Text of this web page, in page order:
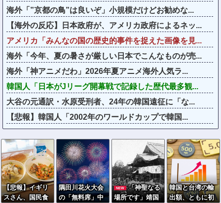
海外「”京都の鳥”は良いぞ」小規模だけどお勧めな...
【海外の反応】日本政府が、アメリカ政府によるネッ...
アメリカ「みんなの国の歴史的事件を捉えた画像を見...
海外「今年、夏の暑さが厳しい日本でこんなものが売...
海外「神アニメだわ」2026年夏アニメ海外人気ラ...
韓国人「日本がJリーグ開幕戦で記録した歴代最多観...
大谷の元通訳・水原受刑者、24年の韓国遠征に「な...
【悲報】韓国人「2002年のワールドカップで韓国...
【悲報】イギリ
スさん、国民食
隅田川花火大会
の「無料席」中
NEW
「神聖なる
場所です」靖国
韓国と台湾の輸
出額、ともに初